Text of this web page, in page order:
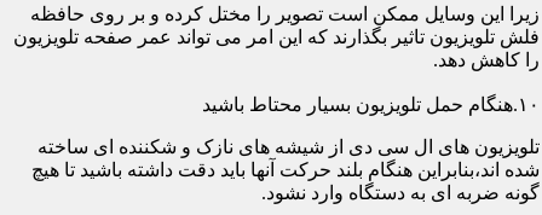
زیرا این وسایل ممکن است تصویر را مختل کرده و بر روی حافظه
فلش تلویزیون تاثیر بگذارند که این امر می تواند عمر صفحه تلویزیون
را کاهش دهد.
۱۰.هنگام حمل تلویزیون بسیار محتاط باشید
تلویزیون های ال سی دی از شیشه های نازک و شکننده ای ساخته
شده اند،بنابراین هنگام بلند حرکت آنها باید دقت داشته باشید تا هیچ
گونه ضربه ای به دستگاه وارد نشود.